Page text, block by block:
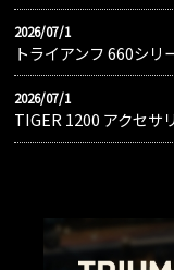
2026/07/1
トライアンフ 660シリ
2026/07/1
TIGER 1200 アクセサ